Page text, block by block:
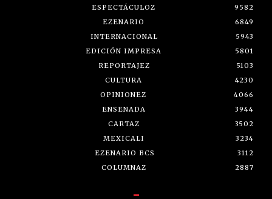
ESPECTÁCULOZ
9582
EZENARIO
6849
INTERNACIONAL
5943
EDICIÓN IMPRESA
5801
REPORTAJEZ
5103
CULTURA
4230
OPINIONEZ
4066
ENSENADA
3944
CARTAZ
3502
MEXICALI
3234
EZENARIO BCS
3112
COLUMNAZ
2887
-